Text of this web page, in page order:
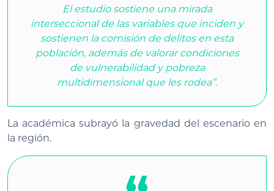
El estudio sostiene una mirada
interseccional de las variables que inciden y
sostienen la comisión de delitos en esta
población, además de valorar condiciones
de vulnerabilidad y pobreza
multidimensional que les rodea”.
La académica subrayó la gravedad del escenario en
la región.